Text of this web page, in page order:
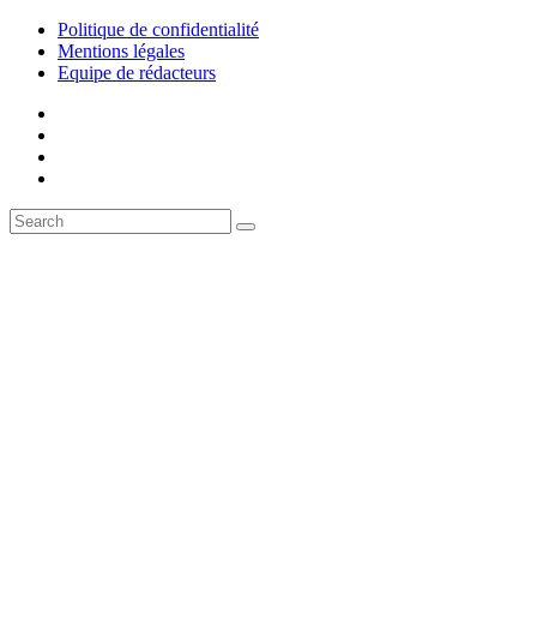
Politique de confidentialité
Mentions légales
Equipe de rédacteurs